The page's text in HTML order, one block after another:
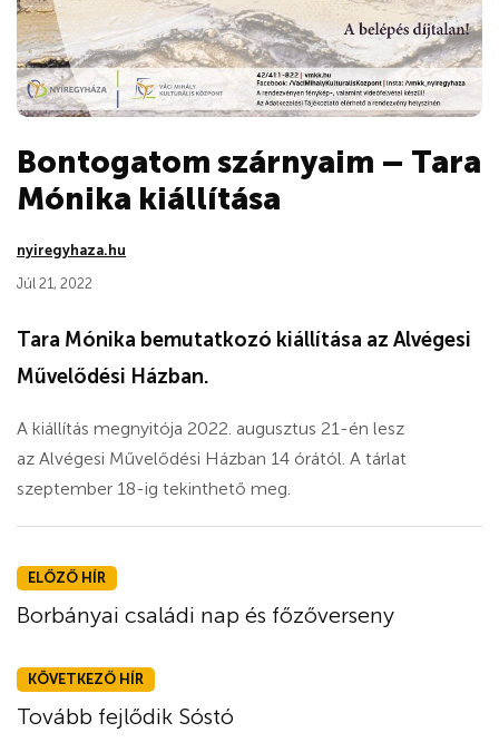
Bontogatom szárnyaim – Tara
Mónika kiállítása
nyiregyhaza.hu
Júl 21, 2022
Tara Mónika bemutatkozó kiállítása az Alvégesi
Művelődési Házban.
A kiállítás megnyitója 2022. augusztus 21-én lesz
az Alvégesi Művelődési Házban 14 órától. A tárlat
szeptember 18-ig tekinthető meg.
ELŐZŐ HÍR
Borbányai családi nap és főzőverseny
KÖVETKEZŐ HÍR
Tovább fejlődik Sóstó